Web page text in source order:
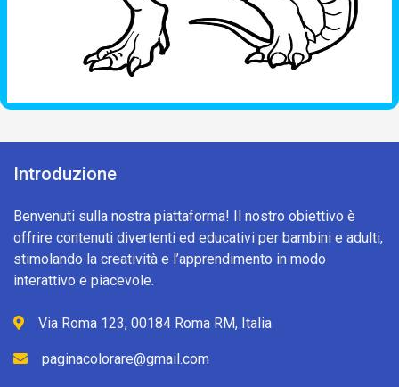
Introduzione
Benvenuti sulla nostra piattaforma! Il nostro obiettivo è
offrire contenuti divertenti ed educativi per bambini e adulti,
stimolando la creatività e l’apprendimento in modo
interattivo e piacevole.
Via Roma 123, 00184 Roma RM, Italia
paginacolorare@gmail.com